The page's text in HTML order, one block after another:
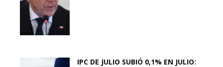
IPC DE JULIO SUBIÓ 0,1% EN JULIO: